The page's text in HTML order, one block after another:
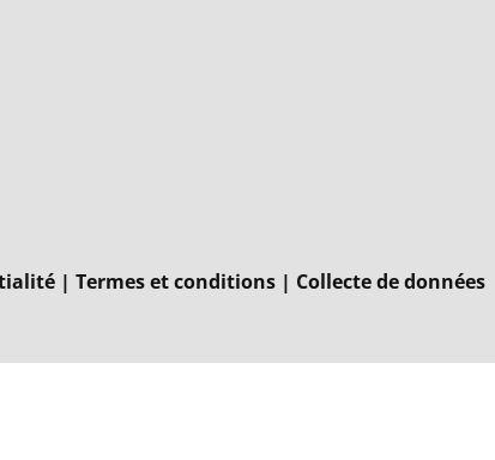
| Termes et conditions | Collecte de données